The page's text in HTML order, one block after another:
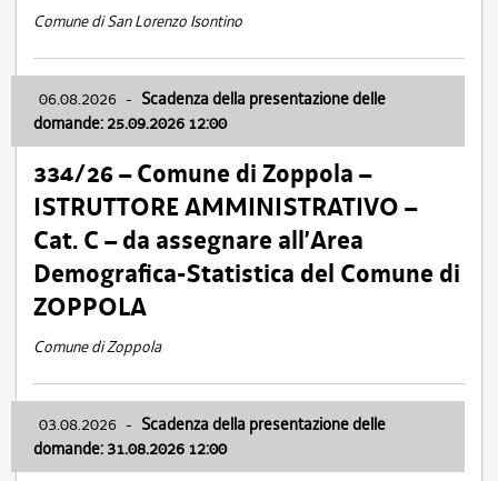
Comune di San Lorenzo Isontino
06.08.2026 - Scadenza della presentazione delle
domande: 25.09.2026 12:00
334/26 – Comune di Zoppola –
ISTRUTTORE AMMINISTRATIVO –
Cat. C – da assegnare all’Area
Demografica-Statistica del Comune di
ZOPPOLA
Comune di Zoppola
03.08.2026 - Scadenza della presentazione delle
domande: 31.08.2026 12:00